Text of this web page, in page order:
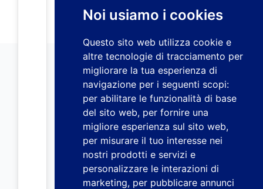
Noi usiamo i cookies
Questo sito web utilizza cookie e
altre tecnologie di tracciamento per
migliorare la tua esperienza di
navigazione per i seguenti scopi:
per abilitare le funzionalità di base
del sito web, per fornire una
migliore esperienza sul sito web,
per misurare il tuo interesse nei
nostri prodotti e servizi e
personalizzare le interazioni di
marketing, per pubblicare annunci